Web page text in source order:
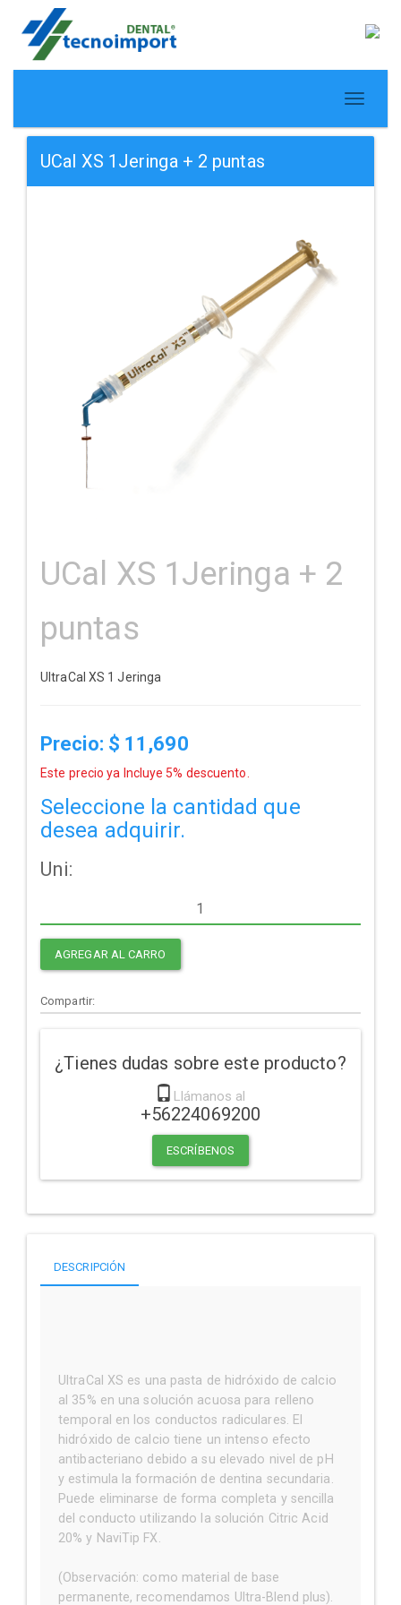
UCal XS 1Jeringa + 2 puntas
UCal XS 1Jeringa + 2
puntas
UltraCal XS 1 Jeringa
Precio: $ 11,690
Este precio ya Incluye 5% descuento.
Seleccione la cantidad que
desea adquirir.
Uni:
AGREGAR AL CARRO
Compartir:
¿Tienes dudas sobre este producto?
Llámanos al
+56224069200
ESCRÍBENOS
DESCRIPCIÓN
UltraCal XS es una pasta de hidróxido de calcio
al 35% en una solución acuosa para relleno
temporal en los conductos radiculares. El
hidróxido de calcio tiene un intenso efecto
antibacteriano debido a su elevado nivel de pH
y estimula la formación de dentina secundaria.
Puede eliminarse de forma completa y sencilla
del conducto utilizando la solución Citric Acid
20% y NaviTip FX.
(Observación: como material de base
permanente, recomendamos Ultra-Blend plus).